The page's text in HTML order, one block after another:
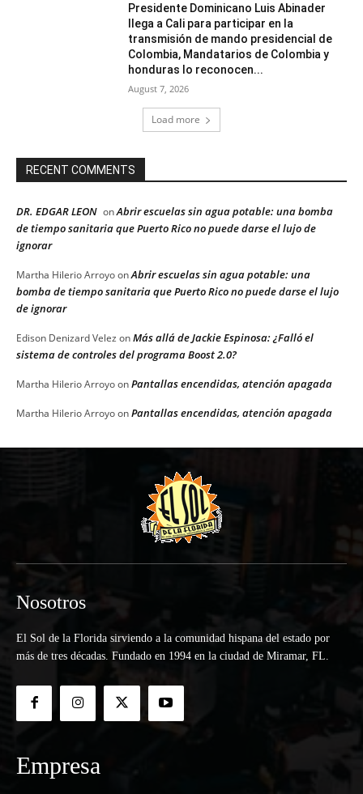
Presidente Dominicano Luis Abinader
llega a Cali para participar en la
transmisión de mando presidencial de
Colombia, Mandatarios de Colombia y
honduras lo reconocen...
August 7, 2026
Load more
RECENT COMMENTS
DR. EDGAR LEON onAbrir escuelas sin agua potable: una bomba
de tiempo sanitaria que Puerto Rico no puede darse el lujo de
ignorar
Martha Hilerio ArroyoonAbrir escuelas sin agua potable: una
bomba de tiempo sanitaria que Puerto Rico no puede darse el lujo
de ignorar
Edison Denizard Velez onMás allá de Jackie Espinosa: ¿Falló el
sistema de controles del programa Boost 2.0?
Martha Hilerio ArroyoonPantallas encendidas, atención apagada
Martha Hilerio ArroyoonPantallas encendidas, atención apagada
Nosotros
El Sol de la Florida sirviendo a la comunidad hispana del estado por
más de tres décadas. Fundado en 1994 en la ciudad de Miramar, FL.
Empresa